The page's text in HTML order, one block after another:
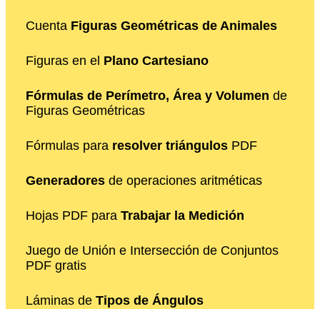
Cuenta Figuras Geométricas de Animales
Figuras en el Plano Cartesiano
Fórmulas de Perímetro, Área y Volumen de
Figuras Geométricas
Fórmulas para resolver triángulos PDF
Generadores de operaciones aritméticas
Hojas PDF para Trabajar la Medición
Juego de Unión e Intersección de Conjuntos
PDF gratis
Láminas de Tipos de Ángulos